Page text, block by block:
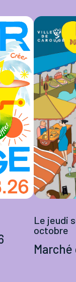
Le jeudi
octobre